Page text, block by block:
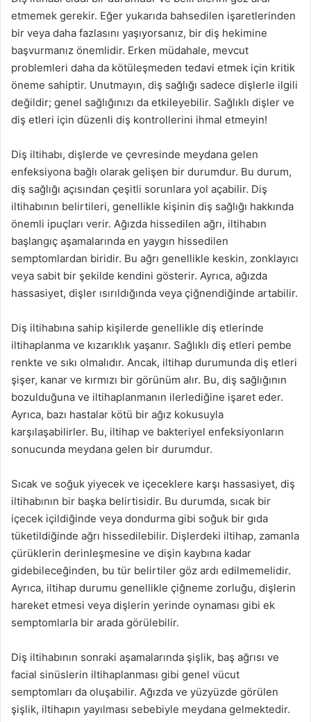
etmemek gerekir. Eğer yukarıda bahsedilen işaretlerinden
bir veya daha fazlasını yaşıyorsanız, bir diş hekimine
başvurmanız önemlidir. Erken müdahale, mevcut
problemleri daha da kötüleşmeden tedavi etmek için kritik
öneme sahiptir. Unutmayın, diş sağlığı sadece dişlerle ilgili
değildir; genel sağlığınızı da etkileyebilir. Sağlıklı dişler ve
diş etleri için düzenli diş kontrollerini ihmal etmeyin!
Diş iltihabı, dişlerde ve çevresinde meydana gelen
enfeksiyona bağlı olarak gelişen bir durumdur. Bu durum,
diş sağlığı açısından çeşitli sorunlara yol açabilir. Diş
iltihabının belirtileri, genellikle kişinin diş sağlığı hakkında
önemli ipuçları verir. Ağızda hissedilen ağrı, iltihabın
başlangıç aşamalarında en yaygın hissedilen
semptomlardan biridir. Bu ağrı genellikle keskin, zonklayıcı
veya sabit bir şekilde kendini gösterir. Ayrıca, ağızda
hassasiyet, dişler ısırıldığında veya çiğnendiğinde artabilir.
Diş iltihabına sahip kişilerde genellikle diş etlerinde
iltihaplanma ve kızarıklık yaşanır. Sağlıklı diş etleri pembe
renkte ve sıkı olmalıdır. Ancak, iltihap durumunda diş etleri
şişer, kanar ve kırmızı bir görünüm alır. Bu, diş sağlığının
bozulduğuna ve iltihaplanmanın ilerlediğine işaret eder.
Ayrıca, bazı hastalar kötü bir ağız kokusuyla
karşılaşabilirler. Bu, iltihap ve bakteriyel enfeksiyonların
sonucunda meydana gelen bir durumdur.
Sıcak ve soğuk yiyecek ve içeceklere karşı hassasiyet, diş
iltihabının bir başka belirtisidir. Bu durumda, sıcak bir
içecek içildiğinde veya dondurma gibi soğuk bir gıda
tüketildiğinde ağrı hissedilebilir. Dişlerdeki iltihap, zamanla
çürüklerin derinleşmesine ve dişin kaybına kadar
gidebileceğinden, bu tür belirtiler göz ardı edilmemelidir.
Ayrıca, iltihap durumu genellikle çiğneme zorluğu, dişlerin
hareket etmesi veya dişlerin yerinde oynaması gibi ek
semptomlarla bir arada görülebilir.
Diş iltihabının sonraki aşamalarında şişlik, baş ağrısı ve
facial sinüslerin iltihaplanması gibi genel vücut
semptomları da oluşabilir. Ağızda ve yüzyüzde görülen
şişlik, iltihapın yayılması sebebiyle meydana gelmektedir.